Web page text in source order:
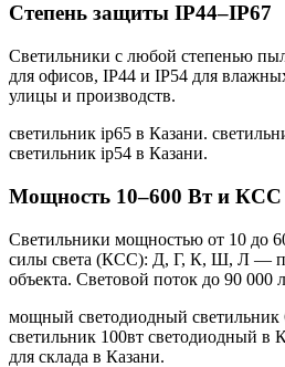
Степень защиты IP44–IP67
Светильники с любой степенью
для офисов, IP44 и IP54 для
улицы и производств.
светильник ip65 в Казани.
светильник ip54 в Казани.
Мощность 10–600 Вт и КСС
Светильники мощностью от 10 до
силы света (КСС): Д, Г, К, Ш, Л —
объекта. Световой поток до 90 000
мощный светодиодный светильник
светильник 100вт светодиодный в
для склада в Казани.